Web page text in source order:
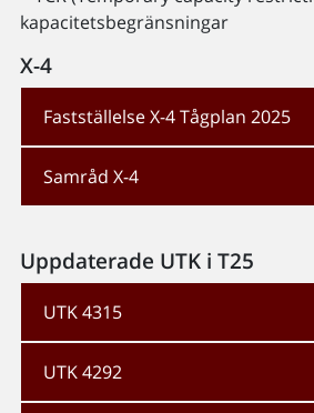
kapacitetsbegränsningar
X-4
Fastställelse X-4 Tågplan 2025
Samråd X-4
Uppdaterade UTK i T25
UTK 4315
UTK 4292